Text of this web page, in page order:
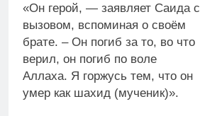
«Он герой, — заявляет Саида с
вызовом, вспоминая о своём
брате. – Он погиб за то, во что
верил, он погиб по воле
Аллаха. Я горжусь тем, что он
умер как шахид (мученик)».